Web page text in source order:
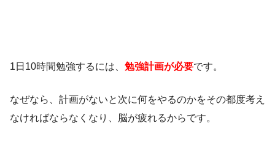
1日10時間勉強するには、 勉強計画が必要です。
なぜなら、計画がないと次に何をやるのかをその都度考え
なければならなくなり、脳が疲れるからです。